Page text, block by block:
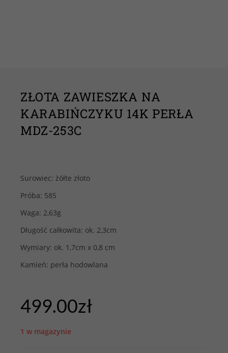
ZŁOTA ZAWIESZKA NA
KARABIŃCZYKU 14K PERŁA
MDZ-253C
Surowiec: żółte złoto
Próba: 585
Waga: 2,63g
Długość całkowita: ok. 2,3cm
Wymiary: ok. 1,7cm x 0,8 cm
Kamień: perła hodowlana
499.00zł
1 w magazynie